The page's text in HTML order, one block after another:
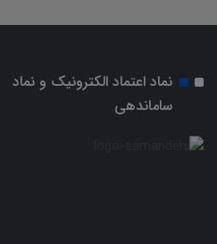
نماد اعتماد الکترونیک و نماد
ساماندهی